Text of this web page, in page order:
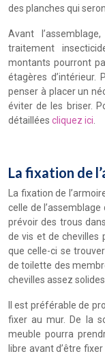
des planches qui
Avant
traitement
montants pourront
étagères
penser à placer un
éviter de les briser.
détaillées cliquez ici
La fixation de
La fixation de
celle de
prévoir des trous
de vis et de chevilles
que celle-ci se
de toilette des
chevilles assez solides.
Il est préférable de
fixer au mur. De la
meuble pourra
libre avant d’être